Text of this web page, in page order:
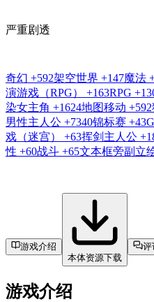
严重剧透
奇幻 +592架空世界 +147魔法
演游戏（RPG） +163RPG
染女主角 +1624地图移动 +592
男性主人公 +7340锦标赛 +43
戏（迷宫） +63挥剑主人公
性 +60战斗 +65文本框旁副立
游戏介绍
本体资源下载
评
游戏介绍